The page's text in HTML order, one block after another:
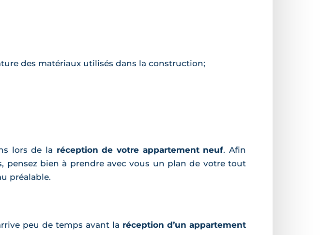
des matériaux utilisés dans la construction;
lors de la réception de votre appartement neuf. Afin
pensez bien à prendre avec vous un plan de votre tout
préalable.
peu de temps avant la réception d’un appartement